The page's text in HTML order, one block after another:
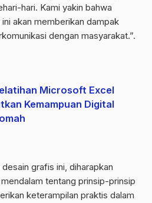
hari. Kami yakin bahwa
akan memberikan dampak
dengan masyarakat.”.
Microsoft Excel
Kemampuan Digital
grafis ini, diharapkan
tentang prinsip-prinsip
keterampilan praktis dalam